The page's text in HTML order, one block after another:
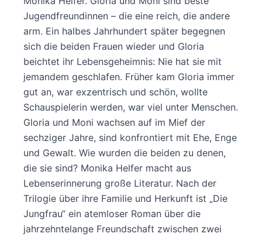
Jugendfreundinnen – die eine reich, die andere
arm. Ein halbes Jahrhundert später begegnen
sich die beiden Frauen wieder und Gloria
beichtet ihr Lebensgeheimnis: Nie hat sie mit
jemandem geschlafen. Früher kam Gloria immer
gut an, war exzentrisch und schön, wollte
Schauspielerin werden, war viel unter Menschen.
Gloria und Moni wachsen auf im Mief der
sechziger Jahre, sind konfrontiert mit Ehe, Enge
und Gewalt. Wie wurden die beiden zu denen,
die sie sind? Monika Helfer macht aus
Lebenserinnerung große Literatur. Nach der
Trilogie über ihre Familie und Herkunft ist „Die
Jungfrau“ ein atemloser Roman über die
jahrzehntelange Freundschaft zwischen zwei